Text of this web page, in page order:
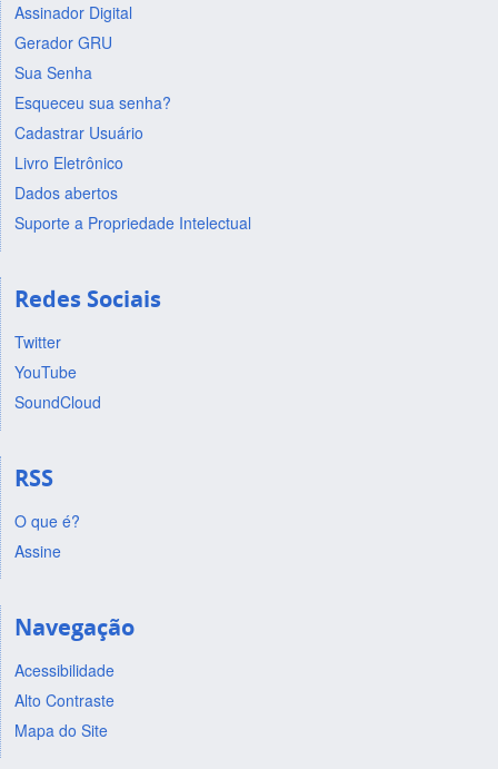
Assinador Digital
Gerador GRU
Sua Senha
Esqueceu sua senha?
Cadastrar Usuário
Livro Eletrônico
Dados abertos
Suporte a Propriedade Intelectual
Redes Sociais
Twitter
YouTube
SoundCloud
RSS
O que é?
Assine
Navegação
Acessibilidade
Alto Contraste
Mapa do Site